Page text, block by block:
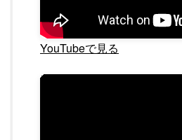
YouTubeで見る